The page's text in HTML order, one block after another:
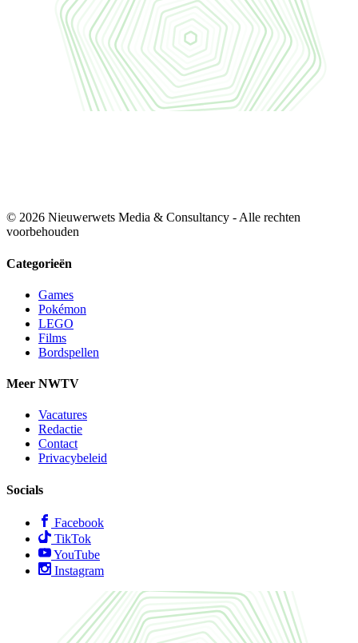
© 2026 Nieuwerwets Media & Consultancy - Alle rechten
voorbehouden
Categorieën
Games
Pokémon
LEGO
Films
Bordspellen
Meer NWTV
Vacatures
Redactie
Contact
Privacybeleid
Socials
Facebook
TikTok
YouTube
Instagram